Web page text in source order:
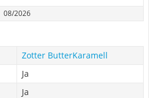
08/2026
Zotter ButterKaramell
Ja
Ja